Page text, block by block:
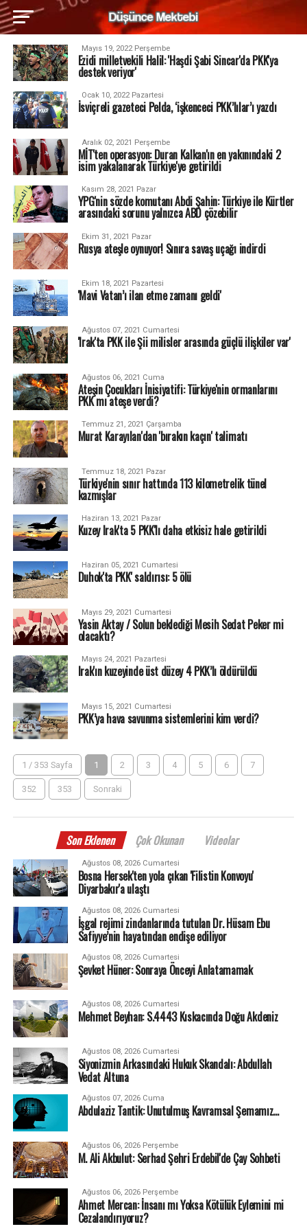
Mayıs 19, 2022 Perşembe
Ezidi milletvekili Halil: 'Haşdi Şabi Sincar'da PKK'ya
destek veriyor'
Ocak 10, 2022 Pazartesi
İsviçreli gazeteci Pelda, ‘işkenceci PKK’lılar’ı yazdı
Aralık 02, 2021 Perşembe
MİT'ten operasyon: Duran Kalkan'ın en yakınındaki 2
isim yakalanarak Türkiye'ye getirildi
Kasım 28, 2021 Pazar
YPG'nin sözde komutanı Abdi Şahin: Türkiye ile Kürtler
arasındaki sorunu yalnızca ABD çözebilir
Ekim 31, 2021 Pazar
Rusya ateşle oynuyor! Sınıra savaş uçağı indirdi
Ekim 18, 2021 Pazartesi
'Mavi Vatan’ı ilan etme zamanı geldi'
Ağustos 07, 2021 Cumartesi
'Irak'ta PKK ile Şii milisler arasında güçlü ilişkiler var'
Ağustos 06, 2021 Cuma
Ateşin Çocukları İnisiyatifi: Türkiye'nin ormanlarını
PKK mı ateşe verdi?
Temmuz 21, 2021 Çarşamba
Murat Karayılan'dan 'bırakın kaçın' talimatı
Temmuz 18, 2021 Pazar
Türkiye'nin sınır hattında 113 kilometrelik tünel
kazmışlar
Haziran 13, 2021 Pazar
Kuzey Irak'ta 5 PKK'lı daha etkisiz hale getirildi
Haziran 05, 2021 Cumartesi
Duhok'ta PKK' saldırısı: 5 ölü
Mayıs 29, 2021 Cumartesi
Yasin Aktay / Solun beklediği Mesih Sedat Peker mi
olacaktı?
Mayıs 24, 2021 Pazartesi
Irak'ın kuzeyinde üst düzey 4 PKK’lı öldürüldü
Mayıs 15, 2021 Cumartesi
PKK’ya hava savunma sistemlerini kim verdi?
1 / 353 Sayfa 1 2 3 4 5 6 7
352 353 Sonraki
Son Eklenen Çok Okunan Videolar
Ağustos 08, 2026 Cumartesi
Bosna Hersek'ten yola çıkan 'Filistin Konvoyu'
Diyarbakır'a ulaştı
Ağustos 08, 2026 Cumartesi
İşgal rejimi zindanlarında tutulan Dr. Hüsam Ebu
Safiyye’nin hayatından endişe ediliyor
Ağustos 08, 2026 Cumartesi
Şevket Hüner: Sonraya Önceyi Anlatamamak
Ağustos 08, 2026 Cumartesi
Mehmet Beyhan: S.4443 Kıskacında Doğu Akdeniz
Ağustos 08, 2026 Cumartesi
Siyonizmin Arkasındaki Hukuk Skandalı: Abdullah
Vedat Altuna
Ağustos 07, 2026 Cuma
Abdulaziz Tantik: Unutulmuş Kavramsal Şemamız…
Ağustos 06, 2026 Perşembe
M. Ali Akbulut: Serhad Şehri Erdebil'de Çay Sohbeti
Ağustos 06, 2026 Perşembe
Ahmet Mercan: İnsanı mı Yoksa Kötülük Eylemini mi
Cezalandırıyoruz?